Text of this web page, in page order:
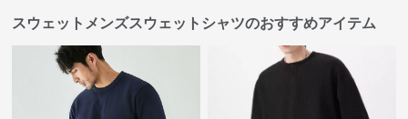
スウェットメンズスウェットシャツのおすすめアイテム